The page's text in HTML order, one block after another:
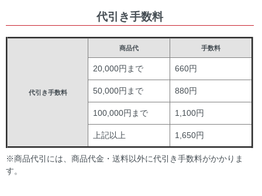
代引き手数料
代引き手数料
商品代 手数料
20,000円まで 660円
50,000円まで 880円
100,000円まで 1,100円
上記以上 1,650円
※商品代引には、商品代金・送料以外に代引き手数料がかかりま
す。